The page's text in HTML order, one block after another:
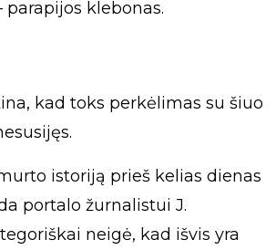
parapijos klebonas.
kad toks perkėlimas su šiuo
istoriją prieš kelias dienas
portalo žurnalistui J.
neigė, kad išvis yra